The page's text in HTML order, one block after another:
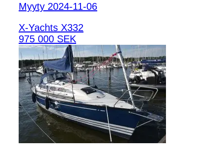
Myyty 2024-11-06
X-Yachts X332
975 000 SEK